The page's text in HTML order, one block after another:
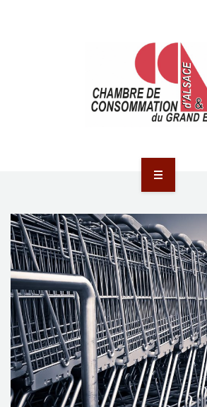
ACTUALITÉS
JURIDIQUE
LA CCA-GE
NOS ACTIONS
CONTACT